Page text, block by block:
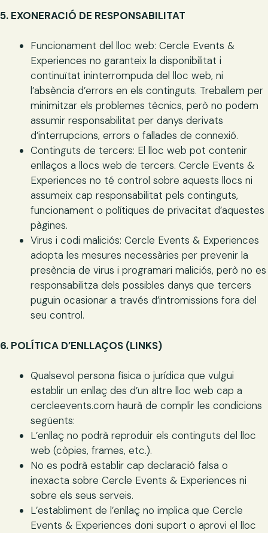
5. EXONERACIÓ DE RESPONSABILITAT
Funcionament del lloc web: Cercle Events &
Experiences no garanteix la disponibilitat i
continuïtat ininterrompuda del lloc web, ni
l’absència d’errors en els continguts. Treballem per
minimitzar els problemes tècnics, però no podem
assumir responsabilitat per danys derivats
d’interrupcions, errors o fallades de connexió.
Continguts de tercers: El lloc web pot contenir
enllaços a llocs web de tercers. Cercle Events &
Experiences no té control sobre aquests llocs ni
assumeix cap responsabilitat pels continguts,
funcionament o polítiques de privacitat d’aquestes
pàgines.
Virus i codi maliciós: Cercle Events & Experiences
adopta les mesures necessàries per prevenir la
presència de virus i programari maliciós, però no es
responsabilitza dels possibles danys que tercers
puguin ocasionar a través d’intromissions fora del
seu control.
6. POLÍTICA D’ENLLAÇOS (LINKS)
Qualsevol persona física o jurídica que vulgui
establir un enllaç des d’un altre lloc web cap a
cercleevents.com haurà de complir les condicions
següents:
L’enllaç no podrà reproduir els continguts del lloc
web (còpies, frames, etc.).
No es podrà establir cap declaració falsa o
inexacta sobre Cercle Events & Experiences ni
sobre els seus serveis.
L’establiment de l’enllaç no implica que Cercle
Events & Experiences doni suport o aprovi el lloc